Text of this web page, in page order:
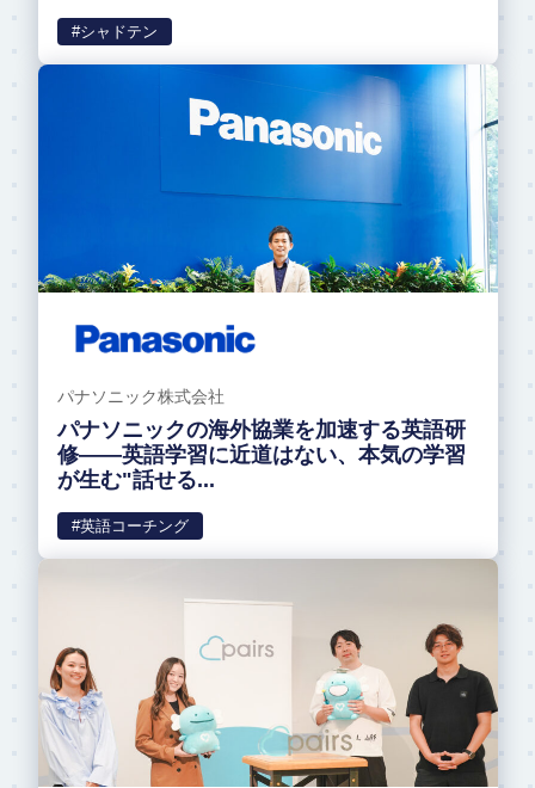
#シャドテン
パナソニック株式会社
パナソニックの海外協業を加速する英語研
修——英語学習に近道はない、本気の学習
が生む"話せる...
#英語コーチング